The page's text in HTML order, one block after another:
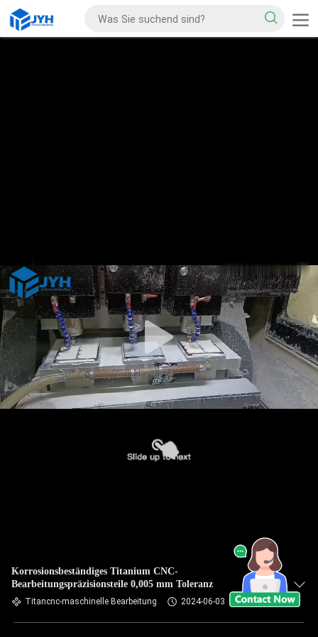
Korrosionsbeständiges Titanium CNC-
Bearbeitungspräzisionsteile 0,005 mm Toleranz
Titancnc-maschinelle Bearbeitung 2024-06-03